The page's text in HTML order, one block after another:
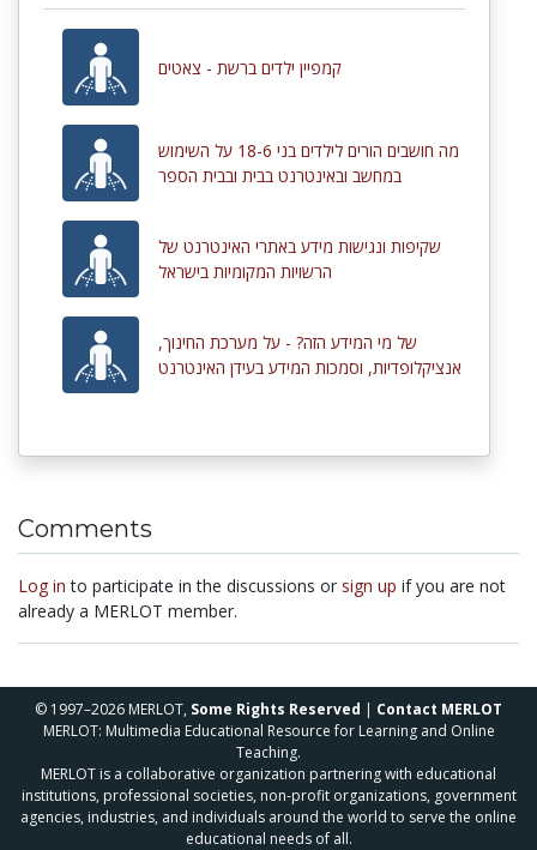
קמפיין ילדים ברשת - צאטים
מה חושבים הורים לילדים בני 18-6 על השימוש
במחשב ובאינטרנט בבית ובבית הספר
שקיפות ונגישות מידע באתרי האינטרנט של
הרשויות המקומיות בישראל
של מי המידע הזה? - על מערכת החינוך,
אנציקלופדיות, וסמכות המידע בעידן האינטרנט
Comments
Log in to participate in the discussions or sign up if you are not
already a MERLOT member.
© 1997–2026 MERLOT, Some Rights Reserved | Contact MERLOT
MERLOT: Multimedia Educational Resource for Learning and Online
Teaching.
MERLOT is a collaborative organization partnering with educational
institutions, professional societies, non-profit organizations, government
agencies, industries, and individuals around the world to serve the online
educational needs of all.